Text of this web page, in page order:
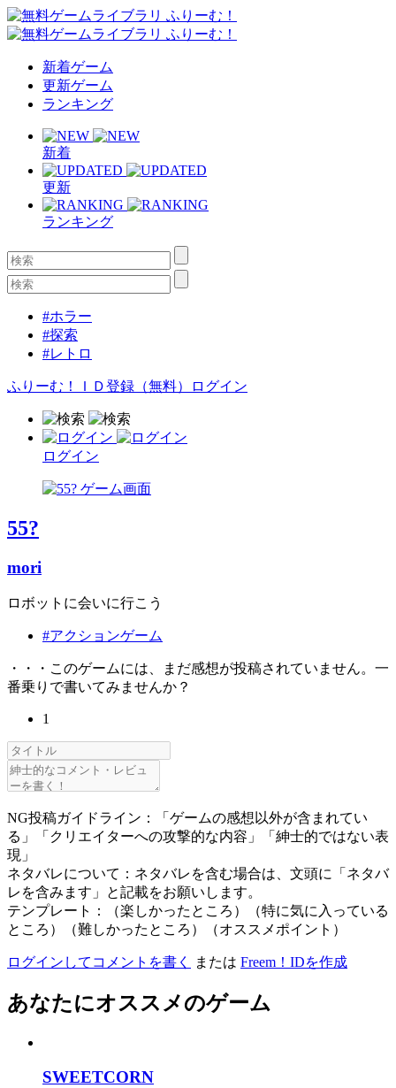
新着ゲーム
更新ゲーム
ランキング
新着
更新
ランキング
#ホラー
#探索
#レトロ
ふりーむ！ＩＤ登録（無料） ログイン
ログイン
55?
mori
ロボットに会いに行こう
#アクションゲーム
・・・このゲームには、まだ感想が投稿されていません。一
番乗りで書いてみませんか？
1
NG投稿ガイドライン：「ゲームの感想以外が含まれてい
る」「クリエイターへの攻撃的な内容」「紳士的ではない表
現」
ネタバレについて：ネタバレを含む場合は、文頭に「ネタバ
レを含みます」と記載をお願いします。
テンプレート：（楽しかったところ）（特に気に入っている
ところ）（難しかったところ）（オススメポイント）
ログインしてコメントを書く または Freem！IDを作成
あなたにオススメのゲーム
SWEETCORN